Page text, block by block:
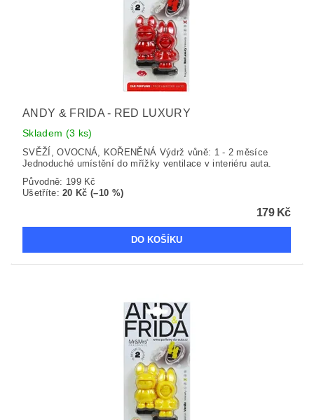
ANDY & FRIDA - RED LUXURY
Skladem (3 ks)
SVĚŽÍ, OVOCNÁ, KOŘENĚNÁ Výdrž vůně: 1 - 2 měsíce
Jednoduché umístění do mřížky ventilace v interiéru auta.
Původně: 199 Kč
Ušetříte:20 Kč (–10 %)
179 Kč